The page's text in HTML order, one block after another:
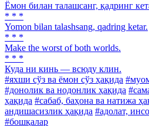
Ёмон билан талашсанг, қадринг
* * *
Yomon bilan talashsang, qadring ketar.
* * *
Make the worst of both worlds.
* * *
Куда ни кинь — всюду клин.
#яхши сўз ва ёмон сўз ҳақида
#донолик ва нодонлик ҳақида
ҳақида #сабаб, баҳона ва натижа
андишасизлик ҳақида #адолат,
#бошқалар